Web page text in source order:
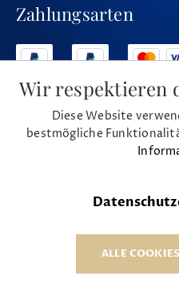
Zahlungsarten
Social Media
© 1975 - 2026
Wir respektieren
Diese Website
bestmögliche
ALLE